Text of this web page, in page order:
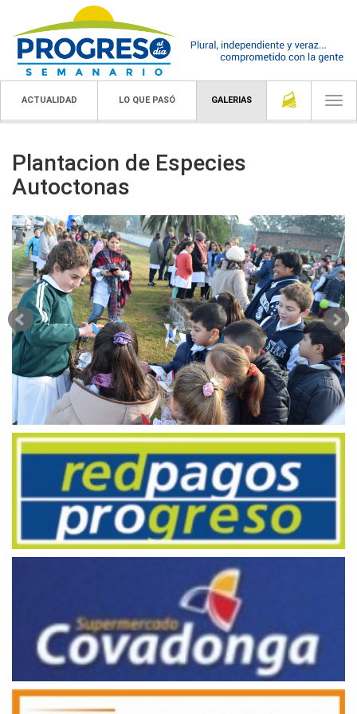
ACTUALIDAD LO QUE PASÓ GALERIAS
Plantacion de Especies
Autoctonas